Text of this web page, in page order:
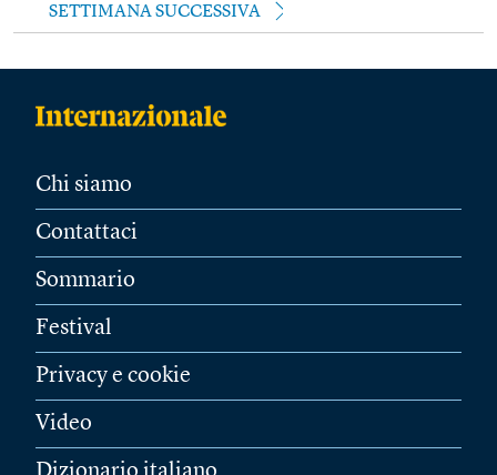
SETTIMANA SUCCESSIVA
Chi siamo
Contattaci
Sommario
Festival
Privacy e cookie
Video